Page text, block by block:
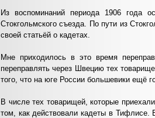
Из воспоминаний периода 1906 года
Стокгольмского съезда. По пути из
своей статьёй о кадетах.
Мне приходилось в это время
переправлять через Швецию тех
того, что на юге России большевики ещё
В числе тех товарищей, которые
том, как действовали кадеты в Тифлисе.